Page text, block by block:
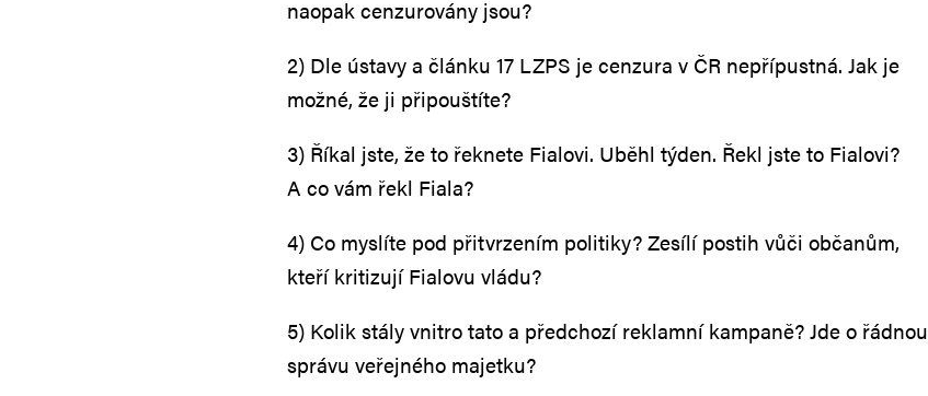
naopak cenzurovány jsou?
2) Dle ústavy a článku 17 LZPS je cenzura v ČR nepřípustná. Jak je
možné, že ji připouštíte?
3) Říkal jste, že to řeknete Fialovi. Uběhl týden. Řekl jste to Fialovi?
A co vám řekl Fiala?
4) Co myslíte pod přitvrzením politiky? Zesílí postih vůči občanům,
kteří kritizují Fialovu vládu?
5) Kolik stály vnitro tato a předchozí reklamní kampaně? Jde o řádnou
správu veřejného majetku?